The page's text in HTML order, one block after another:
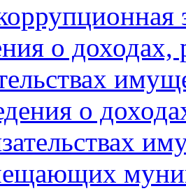
о доходах,
о